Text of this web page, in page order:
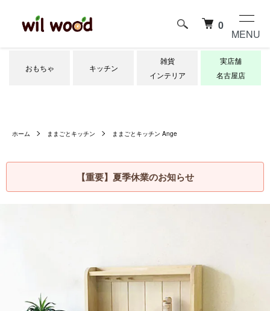
0
MENU
おもちゃ キッチン
雑貨
インテリア
実店舗
名古屋店
ホーム ままごとキッチン ままごとキッチン Ange
【重要】夏季休業のお知らせ